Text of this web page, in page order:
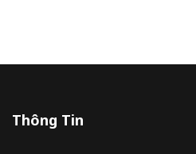
Thông Tin